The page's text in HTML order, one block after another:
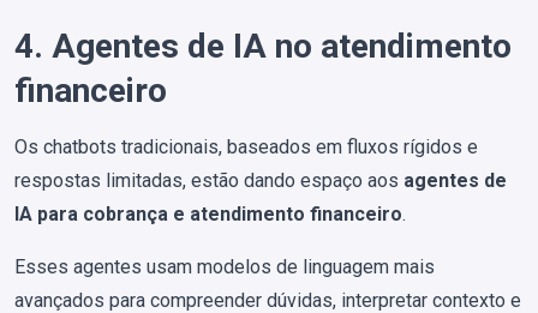
4. Agentes de IA no atendimento
financeiro
Os chatbots tradicionais, baseados em fluxos rígidos e
respostas limitadas, estão dando espaço aos agentes de
IA para cobrança e atendimento financeiro.
Esses agentes usam modelos de linguagem mais
avançados para compreender dúvidas, interpretar contexto e